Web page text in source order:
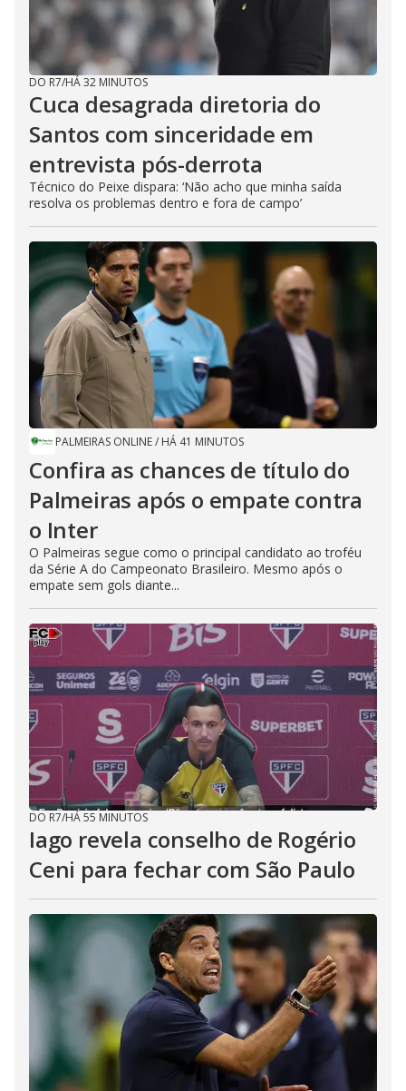
DO R7/HÁ 32 MINUTOS
Cuca desagrada diretoria do
Santos com sinceridade em
entrevista pós-derrota
Técnico do Peixe dispara: ‘Não acho que minha saída
resolva os problemas dentro e fora de campo’
PALMEIRAS ONLINE/ HÁ 41 MINUTOS
Confira as chances de título do
Palmeiras após o empate contra
o Inter
O Palmeiras segue como o principal candidato ao troféu
da Série A do Campeonato Brasileiro. Mesmo após o
empate sem gols diante...
DO R7/HÁ 55 MINUTOS
Iago revela conselho de Rogério
Ceni para fechar com São Paulo